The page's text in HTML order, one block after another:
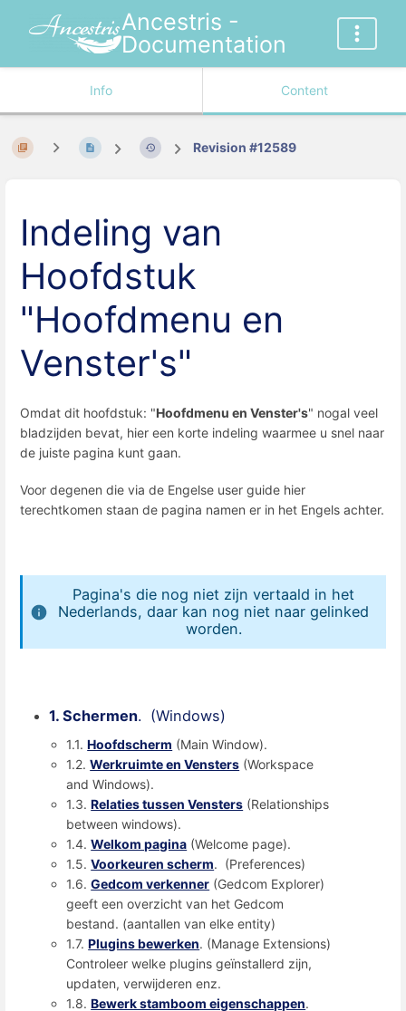
Ancestris -
Documentation
Info Content
Revision #12589
Indeling van
Hoofdstuk
"Hoofdmenu en
Venster's"
Omdat dit hoofdstuk: "Hoofdmenu en Venster's" nogal veel
bladzijden bevat, hier een korte indeling waarmee u snel naar
de juiste pagina kunt gaan.
Voor degenen die via de Engelse user guide hier
terechtkomen staan de pagina namen er in het Engels achter.
Pagina's die nog niet zijn vertaald in het
Nederlands, daar kan nog niet naar gelinked
worden.
1. Schermen. (Windows)
1.1.Hoofdscherm (Main Window).
1.2.Werkruimte en Vensters (Workspace
and Windows).
1.3.Relaties tussen Vensters (Relationships
between windows).
1.4.Welkom pagina (Welcome page).
1.5.Voorkeuren scherm. (Preferences)
1.6.Gedcom verkenner (Gedcom Explorer)
geeft een overzicht van het Gedcom
bestand. (aantallen van elke entity)
1.7.Plugins bewerken. (Manage Extensions)
Controleer welke plugins geïnstallerd zijn,
updaten, verwijderen enz.
1.8.Bewerk stamboom eigenschappen.